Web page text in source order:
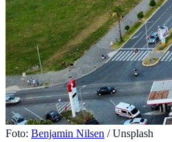
Foto: Benjamin Nilsen / Unsplash